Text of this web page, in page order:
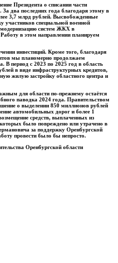
Президента о списании части
два последних года благодаря этому в
3,7 млрд рублей. Высвобожденные
участников специальной военной
модернизацию систем ЖКХ в
в этом направлении планируем
инвестиций. Кроме того, благодаря
мы планомерно продолжаем
В период с 2023 по 2025 год в область
в виде инфраструктурных кредитов,
жилую застройку областного центра и
для области по-прежнему остаётся
паводка 2024 года. Правительством
о выделении 850 миллионов рублей
автомобильных дорог и более 1
средств, выплаченных из
было повреждено или утрачено в
за поддержку Оренбургской
провести было бы непросто.
Оренбургской области